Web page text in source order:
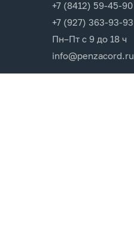
+7 (8412) 59-45-90
+7 (927) 363-93-93
Пн–Пт с 9 до 18 ч
info@penzacord.ru